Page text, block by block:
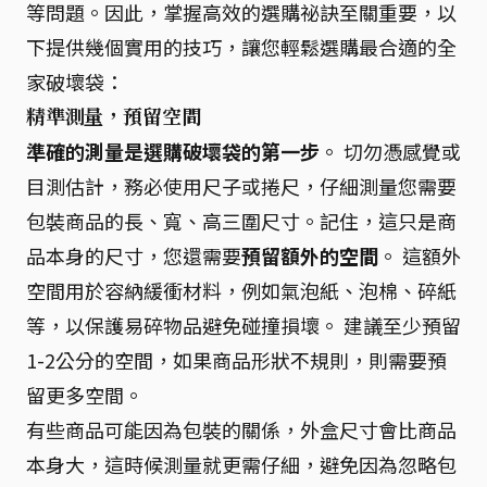
等問題。因此，掌握高效的選購祕訣至關重要，以
下提供幾個實用的技巧，讓您輕鬆選購最合適的全
家破壞袋：
精準測量，預留空間
準確的測量是選購破壞袋的第一步 。 切勿憑感覺或
目測估計，務必使用尺子或捲尺，仔細測量您需要
包裝商品的長、寬、高三圍尺寸。記住，這只是商
品本身的尺寸，您還需要預留額外的空間 。 這額外
空間用於容納緩衝材料，例如氣泡紙、泡棉、碎紙
等，以保護易碎物品避免碰撞損壞。 建議至少預留
1-2公分的空間，如果商品形狀不規則，則需要預
留更多空間。
有些商品可能因為包裝的關係，外盒尺寸會比商品
本身大，這時候測量就更需仔細，避免因為忽略包